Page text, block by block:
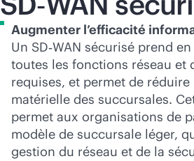
Augmenter l’efficacité
Un SD‑WAN sécurisé prend
toutes les fonctions réseau et
requises, et permet de réduire
matérielle des succursales.
permet aux organisations de
modèle de succursale léger,
gestion du réseau et de la